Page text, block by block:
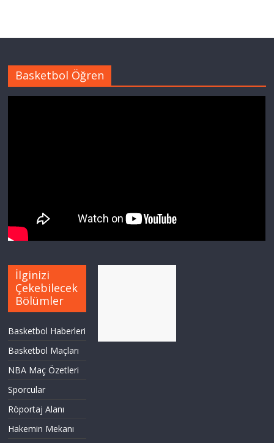
Basketbol Öğren
İlginizi
Çekebilecek
Bölümler
Basketbol Haberleri
Basketbol Maçları
NBA Maç Özetleri
Sporcular
Röportaj Alanı
Hakemin Mekanı